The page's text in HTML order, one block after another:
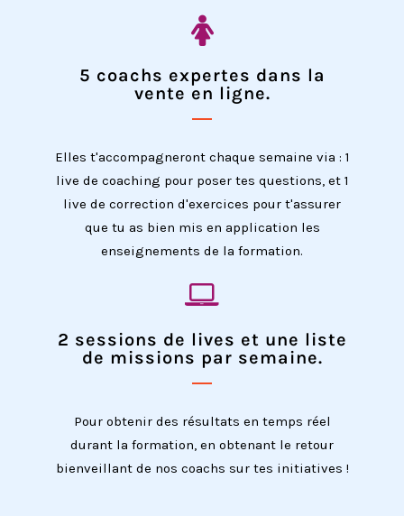
5 coachs expertes dans la
vente en ligne.
Elles t'accompagneront chaque semaine via : 1
live de coaching pour poser tes questions, et 1
live de correction d'exercices pour t'assurer
que tu as bien mis en application les
enseignements de la formation.
2 sessions de lives et une liste
de missions par semaine.
Pour obtenir des résultats en temps réel
durant la formation, en obtenant le retour
bienveillant de nos coachs sur tes initiatives !